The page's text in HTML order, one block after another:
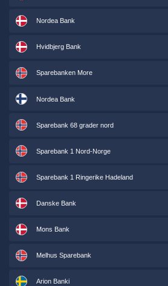
Nordea Bank
Hvidbjerg Bank
Sparebanken More
Nordea Bank
Sparebank 68 grader nord
Sparebank 1 Nord-Norge
Sparebank 1 Ringerike Hadeland
Danske Bank
Mons Bank
Melhus Sparebank
Arion Banki